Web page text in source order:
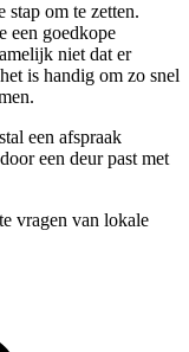
stap om te zetten.
een goedkope
niet dat er
is handig om zo snel
een afspraak
een deur past met
vragen van lokale